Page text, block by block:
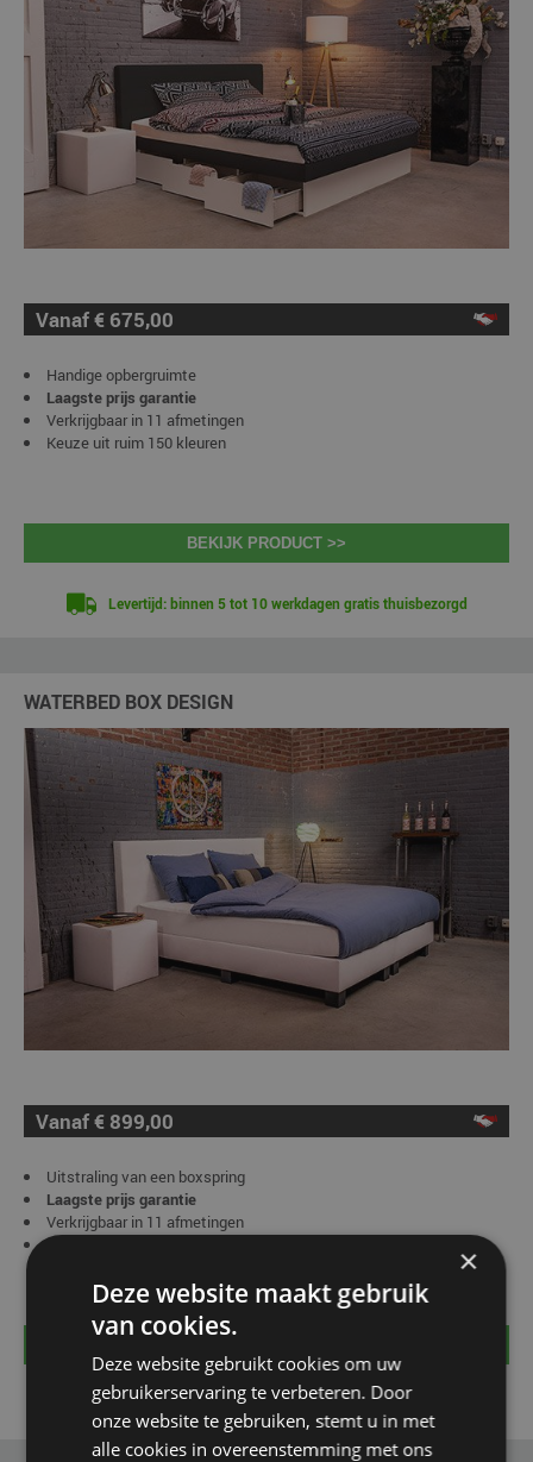
Vanaf € 675,00
Handige opbergruimte
Laagste prijs garantie
Verkrijgbaar in 11 afmetingen
Keuze uit ruim 150 kleuren
BEKIJK PRODUCT >>
Levertijd: binnen 5 tot 10 werkdagen gratis thuisbezorgd
WATERBED BOX DESIGN
Vanaf € 899,00
Uitstraling van een boxspring
Laagste prijs garantie
Verkrijgbaar in 11 afmetingen
Keuze uit ruim 150 kleuren
Levertijd: binnen 3 – 6 weken gratis thuisbezorgd
×
Deze website maakt gebruik
van cookies.
Deze website gebruikt cookies om uw
gebruikerservaring te verbeteren. Door
onze website te gebruiken, stemt u in met
alle cookies in overeenstemming met ons